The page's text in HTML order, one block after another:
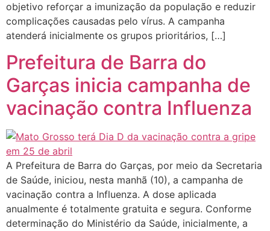
objetivo reforçar a imunização da população e reduzir
complicações causadas pelo vírus. A campanha
atenderá inicialmente os grupos prioritários, […]
Prefeitura de Barra do
Garças inicia campanha de
vacinação contra Influenza
A Prefeitura de Barra do Garças, por meio da Secretaria
de Saúde, iniciou, nesta manhã (10), a campanha de
vacinação contra a Influenza. A dose aplicada
anualmente é totalmente gratuita e segura. Conforme
determinação do Ministério da Saúde, inicialmente, a